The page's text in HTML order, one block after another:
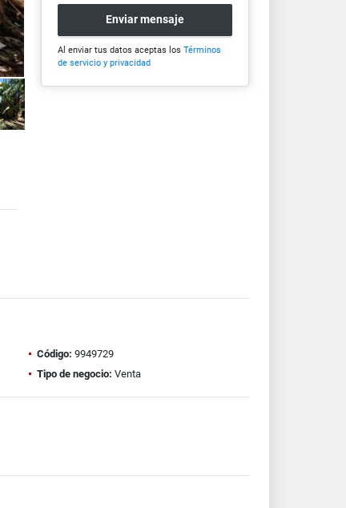
Enviar mensaje
Al enviar tus datos aceptas los Términos
de servicio y privacidad
Código: 9949729
Tipo de negocio: Venta